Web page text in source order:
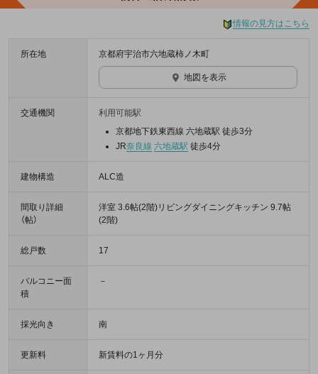
情報の見方はこちら
所在地 京都府宇治市六地蔵柿ノ木町
地図を表示
交通機関
利用可能駅
京都地下鉄東西線 六地蔵駅 徒歩3分
JR奈良線 六地蔵駅 徒歩4分
建物構造 ALC造
間取り詳細
（帖）
洋室 3.6帖(2階)リビングダイニングキッチン 9.7帖
(2階)
総戸数 17
バルコニー面
積
－
採光向き 南
更新料 新賃料の1ヶ月分